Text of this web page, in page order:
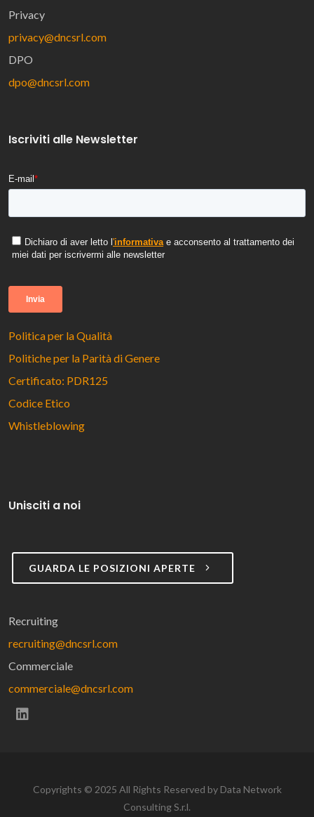
Privacy
privacy@dncsrl.com
DPO
dpo@dncsrl.com
Iscriviti alle Newsletter
Politica per la Qualità
Politiche per la Parità di Genere
Certificato: PDR125
Codice Etico
Whistleblowing
Unisciti a noi
GUARDA LE POSIZIONI APERTE
Recruiting
recruiting@dncsrl.com
Commerciale
commerciale@dncsrl.com
Copyrights © 2025 All Rights Reserved by Data Network
Consulting S.r.l.